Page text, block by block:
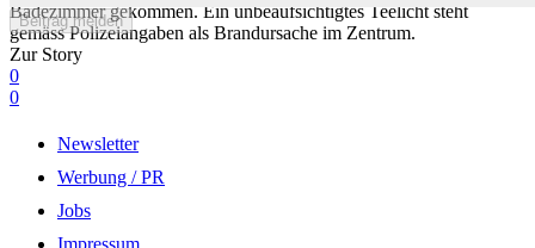
Beitrag melden
Badezimmer gekommen. Ein unbeaufsichtigtes Teelicht steht
gemäss Polizeiangaben als Brandursache im Zentrum.
Zur Story
0
0
Newsletter
Werbung / PR
Jobs